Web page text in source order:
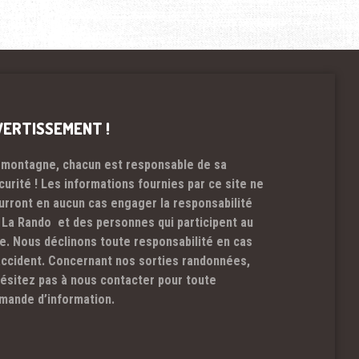
!
montagne, chacun est responsable de sa
! Les informations fournies par ce site ne
en aucun cas engager la responsabilité
Rando et des personnes qui participent au
Nous déclinons toute responsabilité en cas
Concernant nos sorties randonnées,
pas à nous contacter pour toute
d’information.